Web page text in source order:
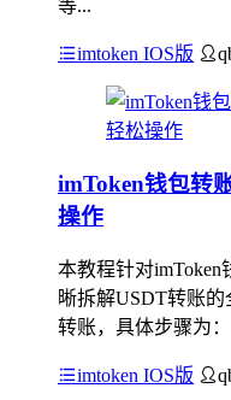
等...
imtoken IOS版
imToken钱包转
操作
本教程针对
晰拆解USDT转账
转账，具体步骤为
imtoken IOS版